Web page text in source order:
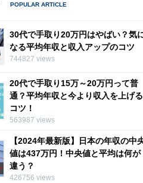
30代で手取り20万円はやばい？気
なる平均年収と収入アップのコツ
744827 views
20代で手取り15万～20万円って普
通？平均年収と今より収入を上げる
コツ！
563987 views
【2024年最新版】日本の年収の中
値は437万円！中央値と平均は何が
違う？
426756 views